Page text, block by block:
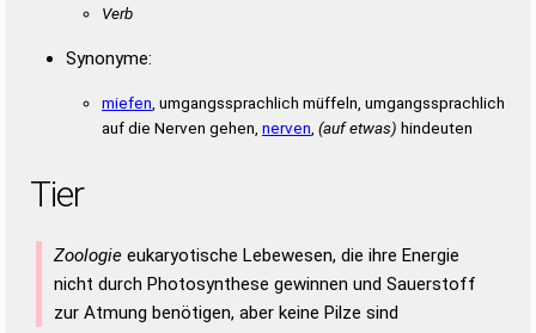
Verb
Synonyme:
miefen , umgangssprachlich müffeln, umgangssprachlich
auf die Nerven gehen, nerven (auf etwas) hindeuten
Tier
Zoologie eukaryotische Lebewesen, die ihre Energie
nicht durch Photosynthese gewinnen und Sauerstoff
zur Atmung benötigen, aber keine Pilze sind